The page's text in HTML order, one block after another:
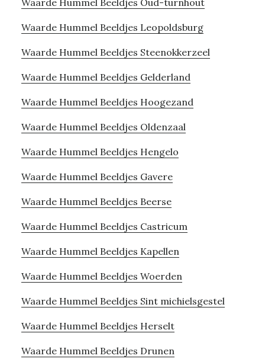
Waarde Hummel Beeldjes Leopoldsburg
Waarde Hummel Beeldjes Steenokkerzeel
Waarde Hummel Beeldjes Gelderland
Waarde Hummel Beeldjes Hoogezand
Waarde Hummel Beeldjes Oldenzaal
Waarde Hummel Beeldjes Hengelo
Waarde Hummel Beeldjes Gavere
Waarde Hummel Beeldjes Beerse
Waarde Hummel Beeldjes Castricum
Waarde Hummel Beeldjes Kapellen
Waarde Hummel Beeldjes Woerden
Waarde Hummel Beeldjes Sint michielsgestel
Waarde Hummel Beeldjes Herselt
Waarde Hummel Beeldjes Drunen